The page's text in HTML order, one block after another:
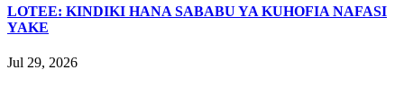
LOTEE: KINDIKI HANA SABABU YA KUHOFIA NAFASI
YAKE
Jul 29, 2026